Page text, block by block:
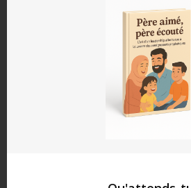
ton
enfant
intègre